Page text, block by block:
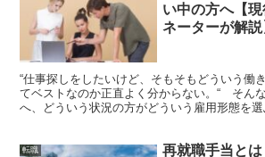
い中の方へ【
ネーターが解説
“仕事探しをしたいけど、そもそもどういう働
てベストなのか正直よく分からない。“ そん
へ、どういう状況の方がどういう雇用形態を選
転職
再就職手当と